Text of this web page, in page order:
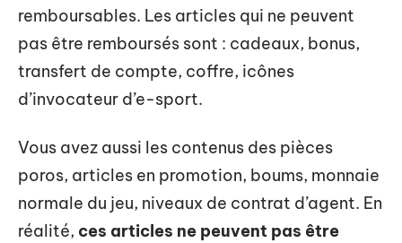
remboursables. Les articles qui ne peuvent
pas être remboursés sont : cadeaux, bonus,
transfert de compte, coffre, icônes
d’invocateur d’e-sport.
Vous avez aussi les contenus des pièces
poros, articles en promotion, boums, monnaie
normale du jeu, niveaux de contrat d’agent. En
réalité, ces articles ne peuvent pas être